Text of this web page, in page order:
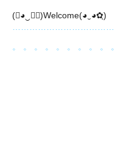
(❀◕‿◕ฺ)Welcome(◕‿◕✿ฺ)
。 。 。 。 。 。 。 。 。